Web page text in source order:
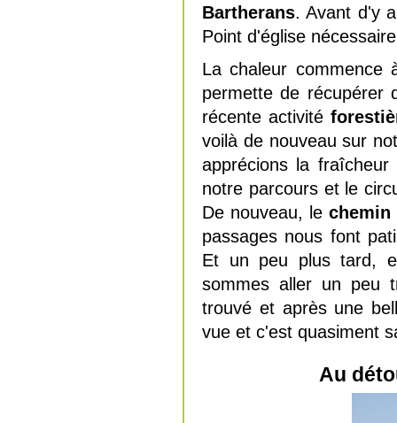
Bartherans. Avant d'y
Point d'église
La chaleur commence
permette de récupérer
récente activité
voilà de nouveau sur
apprécions la
notre parcours et le
De nouveau, lechemin
passages nous font
Et un peu plus tard,
sommes aller un peu
trouvé et après une
vue et c'est quasiment
Au